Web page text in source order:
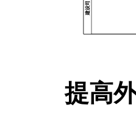
提高